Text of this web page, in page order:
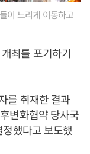
이 느리게 이동하고
최를 포기하기
를 취재한 결과
변화협약 당사국
했다고 보도했